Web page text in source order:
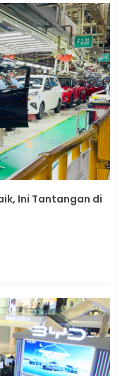
Ini Tantangan di